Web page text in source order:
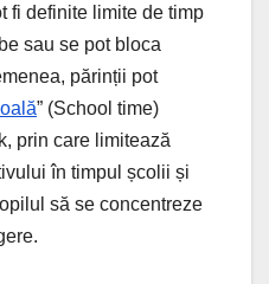
fi definite limite de timp
sau se pot bloca
părinții pot
” (School time)
prin care limitează
în timpul școlii și
să se concentreze